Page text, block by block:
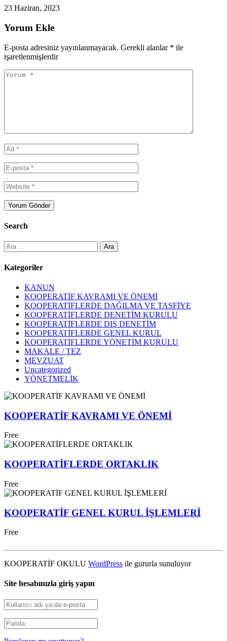
23 Haziran, 2023
Yorum Ekle
E-posta adresiniz yayınlanmayacak. Gerekli alanlar * ile
işaretlenmişlerdir
Search
Arama:
Kategoriler
KANUN
KOOPERATİF KAVRAMI VE ÖNEMİ
KOOPERATİFLERDE DAĞILMA VE TASFİYE
KOOPERATİFLERDE DENETİM KURULU
KOOPERATİFLERDE DIŞ DENETİM
KOOPERATİFLERDE GENEL KURUL
KOOPERATİFLERDE YÖNETİM KURULU
MAKALE / TEZ
MEVZUAT
Uncategorized
YÖNETMELİK
KOOPERATİF KAVRAMI VE ÖNEMİ
Free
KOOPERATİFLERDE ORTAKLIK
Free
KOOPERATİF GENEL KURUL İŞLEMLERİ
Free
KOOPERATİF OKULU WordPress ile gururla sunuluyor
Site hesabınızla giriş yapın